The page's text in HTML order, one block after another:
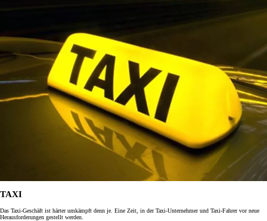
TAXI
Das Taxi-Geschäft ist härter umkämpft denn je. Eine Zeit, in der Taxi-Unternehmer und Taxi-Fahrer vor neue
Herausforderungen gestellt werden.